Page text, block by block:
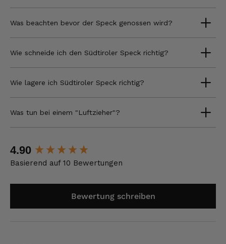
Was beachten bevor der Speck genossen wird?
Wie schneide ich den Südtiroler Speck richtig?
Wie lagere ich Südtiroler Speck richtig?
Was tun bei einem "Luftzieher"?
4.90
Basierend auf 10 Bewertungen
Bewertung schreiben
New content loaded